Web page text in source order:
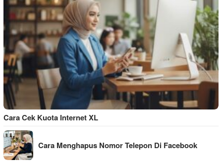
Cara Cek Kuota Internet XL
Cara Menghapus Nomor Telepon Di Facebook